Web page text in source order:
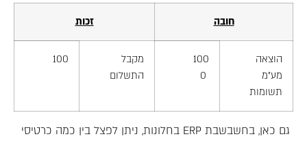
חובה זכות
הוצאה
מע"מ
תשומות
100
מקבל
התשלום
100
גם כאן, בחשבשבת ERP בחלונות, ניתן לפצל בין כמה כרטיסי